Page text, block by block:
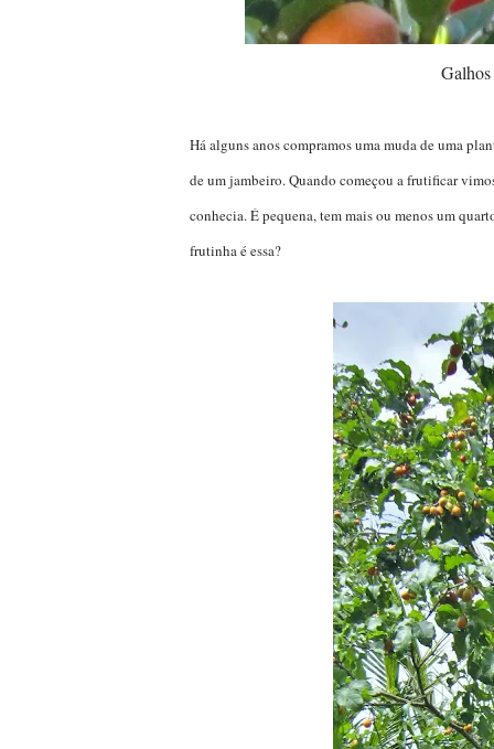
Há alguns anos compramos uma muda de uma
de um jambeiro. Quando começou a frutificar
conhecia. É pequena, tem mais ou menos um
frutinha é essa?